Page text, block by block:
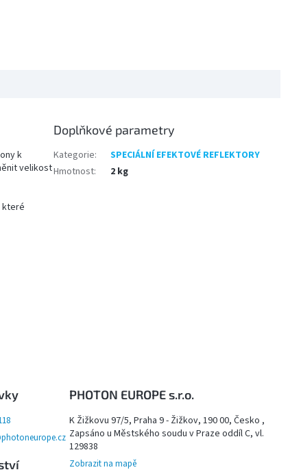
k
velikost
které
Doplňkové parametry
Kategorie:
SPECIÁLNÍ EFEKTOVÉ REFLEKTORY
Hmotnost: 2 kg
PHOTON EUROPE s.r.o.
K Žižkovu 97/5, Praha 9 - Žižkov, 190 00, Česko ,
Zapsáno u Městského soudu v Praze oddíl C, vl.
129838
Zobrazit na mapě